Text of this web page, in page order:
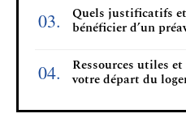
Quels justificatifs
bénéficier d’un
Ressources utiles
votre départ du